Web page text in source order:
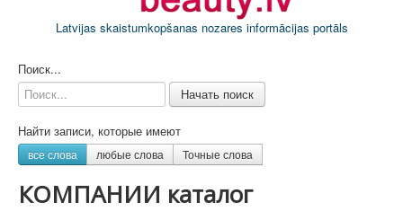
Latvijas skaistumkopšanas nozares informācijas portāls
Поиск...
Начать поиск
Найти записи, которые имеют
все слова любые слова Точные слова
КОМПАНИИ каталог